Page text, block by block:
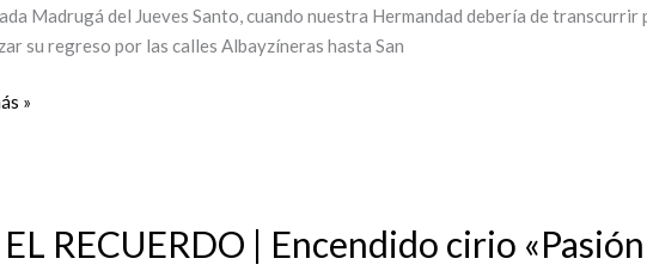
Madrugá del Jueves Santo, cuando nuestra Hermandad debería de
su regreso por las calles Albayzíneras hasta San
»
RECUERDO | Encendido cirio